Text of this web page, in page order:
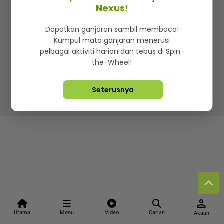
Utama Menu Video Carian
person
Akaun
Iklan di SMG360
Terma & Syarat Dasar Privasi
Lebih hot, viral dan sensasi
Hakcipta Terpelihara ©2026. Star Media Group Berhad
Nexus!
Dapatkan ganjaran sambil membaca!
Kumpul mata ganjaran menerusi
pelbagai aktiviti harian dan tebus di Spin-
the-Wheel!
Seterusnya